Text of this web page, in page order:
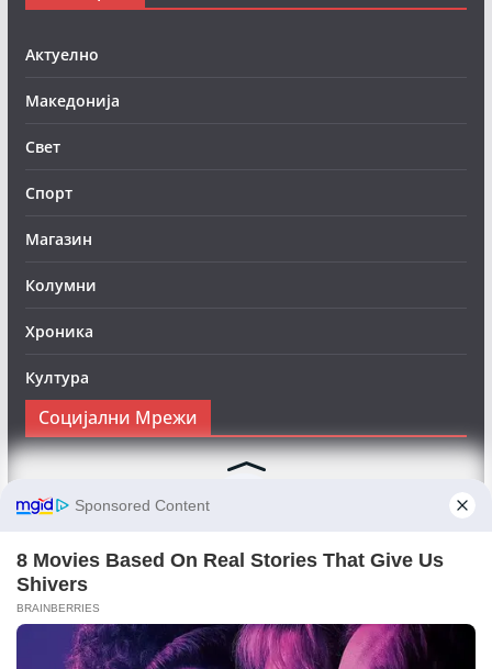
Актуелно
Македонија
Свет
Спорт
Магазин
Колумни
Хроника
Култура
Социјални Мрежи
Следете нè на Фејсбук за да сте во тек со најновите